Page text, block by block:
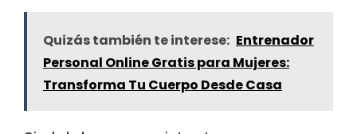
Quizás también te interese: Entrenador
Personal Online Gratis para Mujeres:
Transforma Tu Cuerpo Desde Casa